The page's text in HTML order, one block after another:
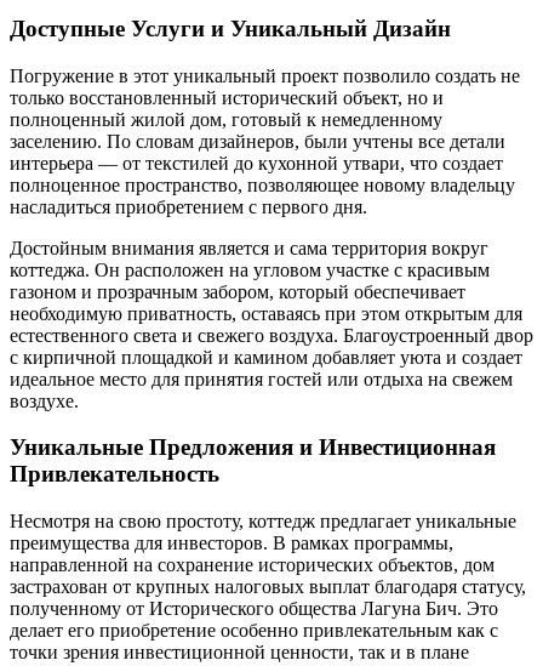
Доступные Услуги и Уникальный Дизайн
Погружение в этот уникальный проект позволило создать не
только восстановленный исторический объект, но и
полноценный жилой дом, готовый к немедленному
заселению. По словам дизайнеров, были учтены все детали
интерьера — от текстилей до кухонной утвари, что создает
полноценное пространство, позволяющее новому владельцу
насладиться приобретением с первого дня.
Достойным внимания является и сама территория вокруг
коттеджа. Он расположен на угловом участке с красивым
газоном и прозрачным забором, который обеспечивает
необходимую приватность, оставаясь при этом открытым для
естественного света и свежего воздуха. Благоустроенный двор
с кирпичной площадкой и камином добавляет уюта и создает
идеальное место для принятия гостей или отдыха на свежем
воздухе.
Уникальные Предложения и Инвестиционная
Привлекательность
Несмотря на свою простоту, коттедж предлагает уникальные
преимущества для инвесторов. В рамках программы,
направленной на сохранение исторических объектов, дом
застрахован от крупных налоговых выплат благодаря статусу,
полученному от Исторического общества Лагуна Бич. Это
делает его приобретение особенно привлекательным как с
точки зрения инвестиционной ценности, так и в плане